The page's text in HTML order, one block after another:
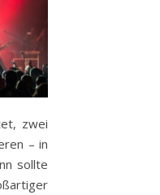
zwei
– in
sollte